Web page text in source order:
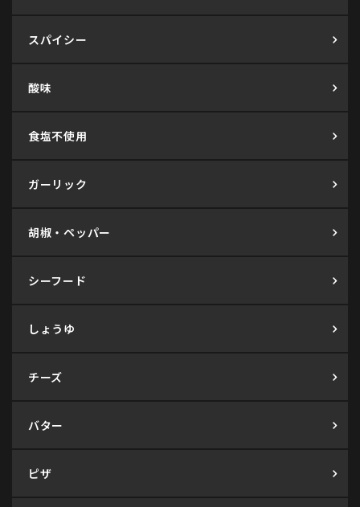
スパイシー
酸味
食塩不使用
ガーリック
胡椒・ペッパー
シーフード
しょうゆ
チーズ
バター
ピザ